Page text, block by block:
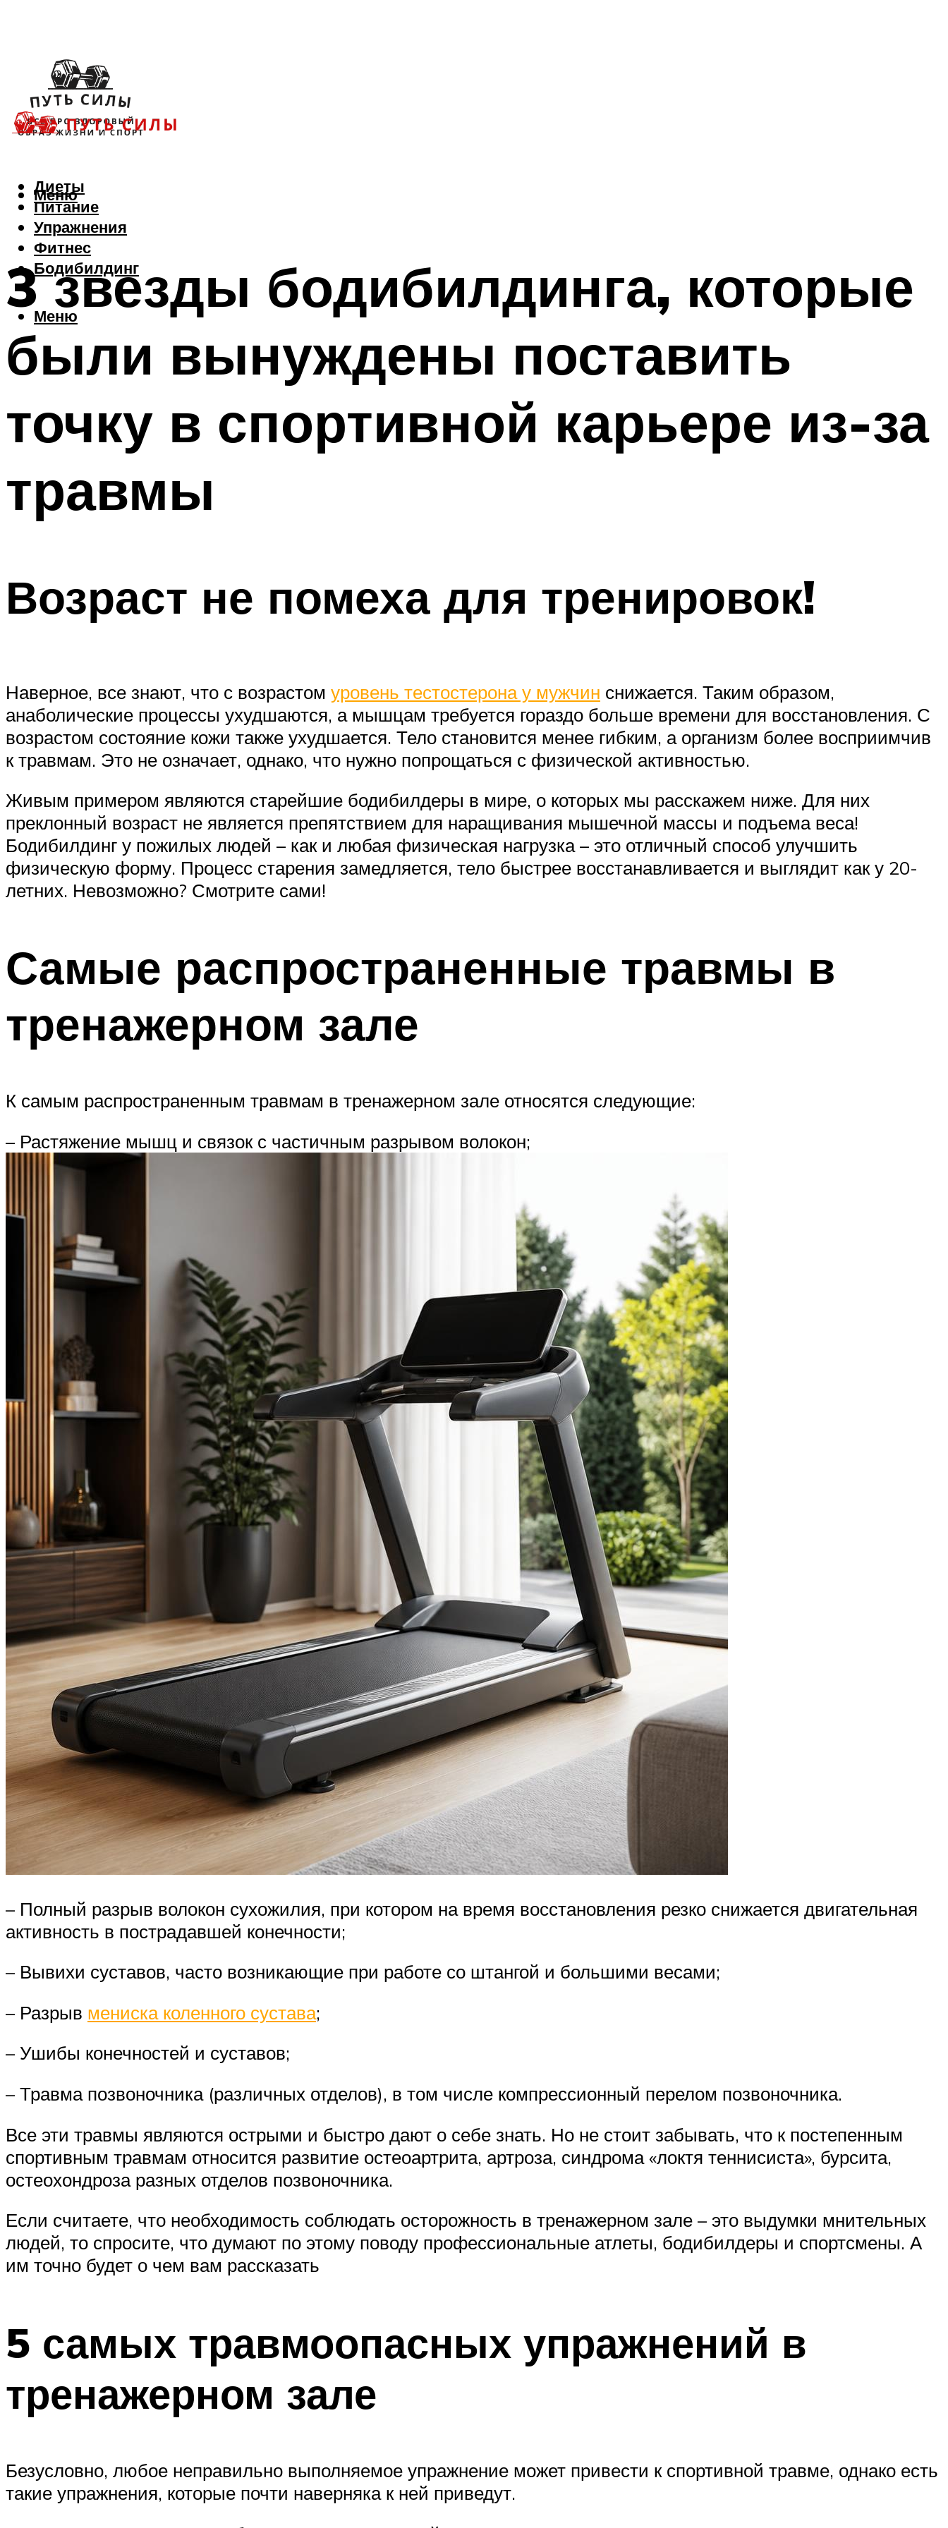
Диеты
Питание
Упражнения
Фитнес
Бодибилдинг
Меню
Меню
3 звезды бодибилдинга, которые
были вынуждены поставить
точку в спортивной карьере из-за
травмы
Возраст не помеха для тренировок!
Наверное, все знают, что с возрастом уровень тестостерона у мужчин снижается. Таким образом,
анаболические процессы ухудшаются, а мышцам требуется гораздо больше времени для восстановления. С
возрастом состояние кожи также ухудшается. Тело становится менее гибким, а организм более восприимчив
к травмам. Это не означает, однако, что нужно попрощаться с физической активностью.
Живым примером являются старейшие бодибилдеры в мире, о которых мы расскажем ниже. Для них
преклонный возраст не является препятствием для наращивания мышечной массы и подъема веса!
Бодибилдинг у пожилых людей – как и любая физическая нагрузка – это отличный способ улучшить
физическую форму. Процесс старения замедляется, тело быстрее восстанавливается и выглядит как у 20-
летних. Невозможно? Смотрите сами!
Самые распространенные травмы в
тренажерном зале
К самым распространенным травмам в тренажерном зале относятся следующие:
– Растяжение мышц и связок с частичным разрывом волокон;
– Полный разрыв волокон сухожилия, при котором на время восстановления резко снижается двигательная
активность в пострадавшей конечности;
– Вывихи суставов, часто возникающие при работе со штангой и большими весами;
– Разрыв мениска коленного сустава;
– Ушибы конечностей и суставов;
– Травма позвоночника (различных отделов), в том числе компрессионный перелом позвоночника.
Все эти травмы являются острыми и быстро дают о себе знать. Но не стоит забывать, что к постепенным
спортивным травмам относится развитие остеоартрита, артроза, синдрома «локтя теннисиста», бурсита,
остеохондроза разных отделов позвоночника.
Если считаете, что необходимость соблюдать осторожность в тренажерном зале – это выдумки мнительных
людей, то спросите, что думают по этому поводу профессиональные атлеты, бодибилдеры и спортсмены. А
им точно будет о чем вам рассказать
5 самых травмоопасных упражнений в
тренажерном зале
Безусловно, любое неправильно выполняемое упражнение может привести к спортивной травме, однако есть
такие упражнения, которые почти наверняка к ней приведут.